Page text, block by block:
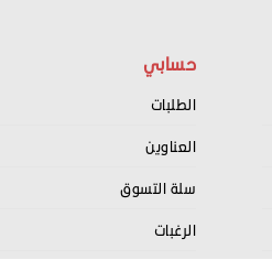
حسابي
الطلبات
العناوين
سلة التسوق
الرغبات